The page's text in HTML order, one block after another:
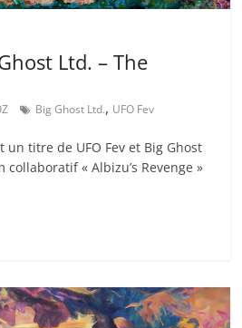
Ltd. – The
Big Ghost Ltd., UFO Fev
un titre de UFO Fev et Big Ghost
« Albizu’s Revenge »